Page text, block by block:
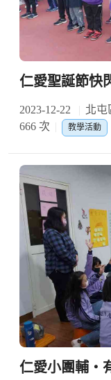
仁愛聖誕節快
2023-12-22 北屯
666 次
教學活動
仁愛小團輔‧